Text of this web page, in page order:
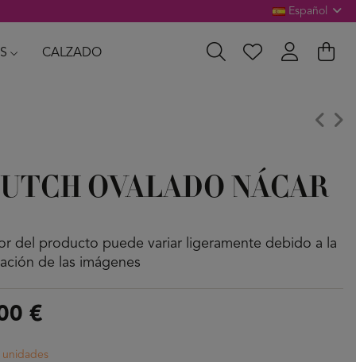
Español
CALZADO
OVALADO NÁCAR
del producto puede variar ligeramente debido a la
de las imágenes
€
unidades